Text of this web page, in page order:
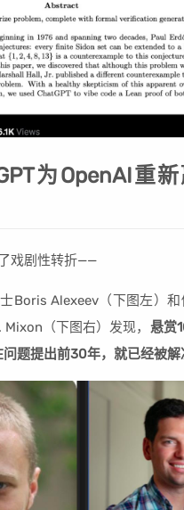
为OpenAI重
戏剧性转折——
Boris Alexeev（下图左）和
（下图右）发现， 悬赏
题提出前30年，就已经被解